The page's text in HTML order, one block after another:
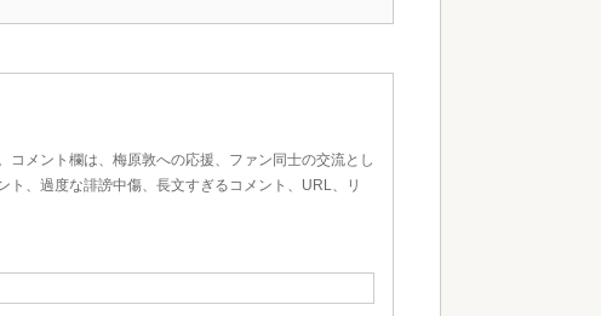
メント欄は、梅原敦への応援、ファン同士の交流とし
、過度な誹謗中傷、長文すぎるコメント、URL、リ